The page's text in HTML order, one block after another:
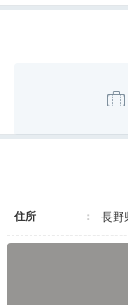
住所 長野